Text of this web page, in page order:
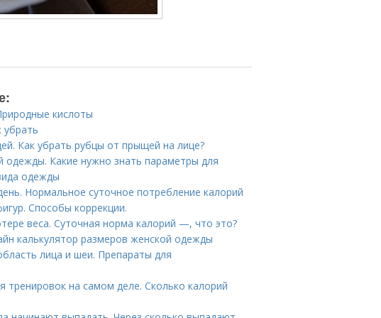
кислоты
Как убрать рубцы от прыщей на лице?
одежды. Какие нужно знать параметры для
одежды
Нормальное суточное потребление калорий
Способы коррекции.
веса. Суточная норма калорий —, что это?
калькулятор размеров женской одежды
лица и шеи. Препараты для
на самом деле. Сколько калорий